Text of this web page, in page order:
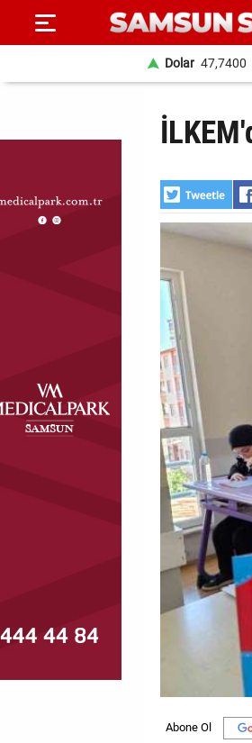
SAYFA
HABER
DÜNYA
MAGAZİN
Künye
İletişim
Dolar 47,7400